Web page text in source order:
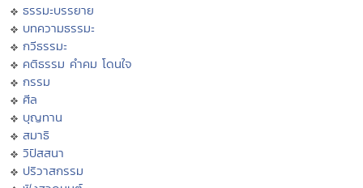
ธรรมะบรรยาย
บทความธรรมะ
กวีธรรมะ
คติธรรม คำคม โดนใจ
กรรม
ศีล
บุญทาน
สมาธิ
วิปัสสนา
ปริวาสกรรม